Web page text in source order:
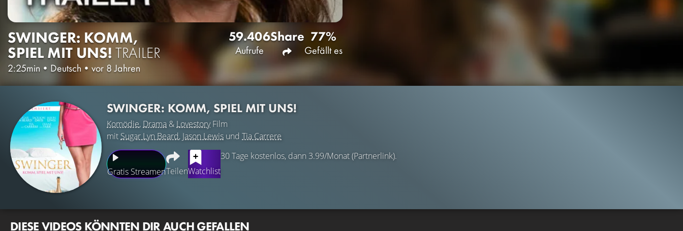
SWINGER: KOMM,
SPIEL MIT UNS! TRAILER
2:25min • Deutsch • vor 8 Jahren
59.406
Aufrufe
Share 77%
Gefällt es
SWINGER: KOMM, SPIEL MIT UNS!
Komödie, Drama & LovestoryFilm
mit Sugar Lyn Beard, Jason Lewis und Tia Carrere
Gratis StreamenTeilenWatchlist
30 Tage kostenlos, dann 3.99/Monat (Partnerlink).
DIESE VIDEOS KÖNNTEN DIR AUCH GEFALLEN